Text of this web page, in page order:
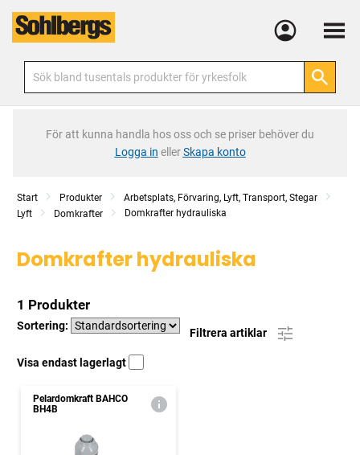
Meny
För att kunna handla hos oss och se priser behöver du
Logga in ellerSkapa konto
Start Produkter
Arbetsplats, Förvaring, Lyft, Transport, Stegar
Lyft
Domkrafter Domkrafter hydrauliska
Domkrafter hydrauliska
1 Produkter
Sortering:
Filtrera artiklar
Visa endast lagerlagt
Pelardomkraft BAHCO
BH4B